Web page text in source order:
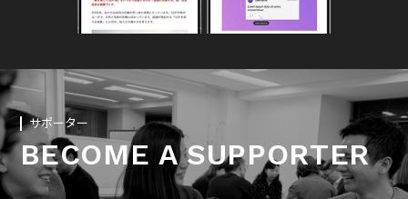
サポーター
BECOME A SUPPORTER